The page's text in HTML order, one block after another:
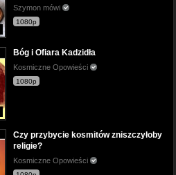
Szymon mówi
1080p
Bóg i Ofiara Kadzidła
Kosmiczne Opowieści
1080p
Czy przybycie kosmitów zniszczyłoby
religie?
Kosmiczne Opowieści